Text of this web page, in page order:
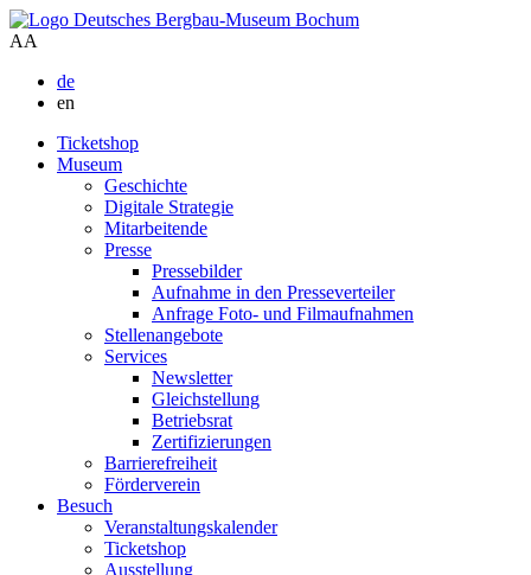
AA
de
en
Ticketshop
Museum
Geschichte
Digitale Strategie
Mitarbeitende
Presse
Pressebilder
Aufnahme in den Presseverteiler
Anfrage Foto- und Filmaufnahmen
Stellenangebote
Services
Newsletter
Gleichstellung
Betriebsrat
Zertifizierungen
Barrierefreiheit
Förderverein
Besuch
Veranstaltungskalender
Ticketshop
Ausstellung